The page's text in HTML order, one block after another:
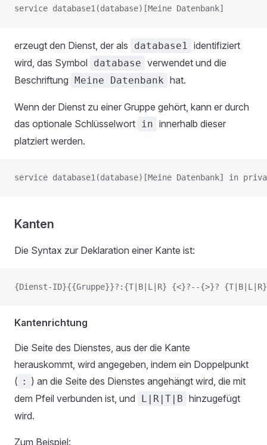
service database1(database)[Meine Datenbank]
erzeugt den Dienst, der als database1 identifiziert
wird, das Symbol database verwendet und die
Beschriftung Meine Datenbank hat.
Wenn der Dienst zu einer Gruppe gehört, kann er durch
das optionale Schlüsselwort in innerhalb dieser
platziert werden.
service database1(database)[Meine Datenbank] in
Kanten
Die Syntax zur Deklaration einer Kante ist:
{Dienst-ID}{{Gruppe}}?:{T|B|L|R} {<}?--{>}?
Kantenrichtung
Die Seite des Dienstes, aus der die Kante
herauskommt, wird angegeben, indem ein Doppelpunkt
( : ) an die Seite des Dienstes angehängt wird, die mit
dem Pfeil verbunden ist, und
L|R|T|B hinzugefügt
wird.
Zum Beispiel: